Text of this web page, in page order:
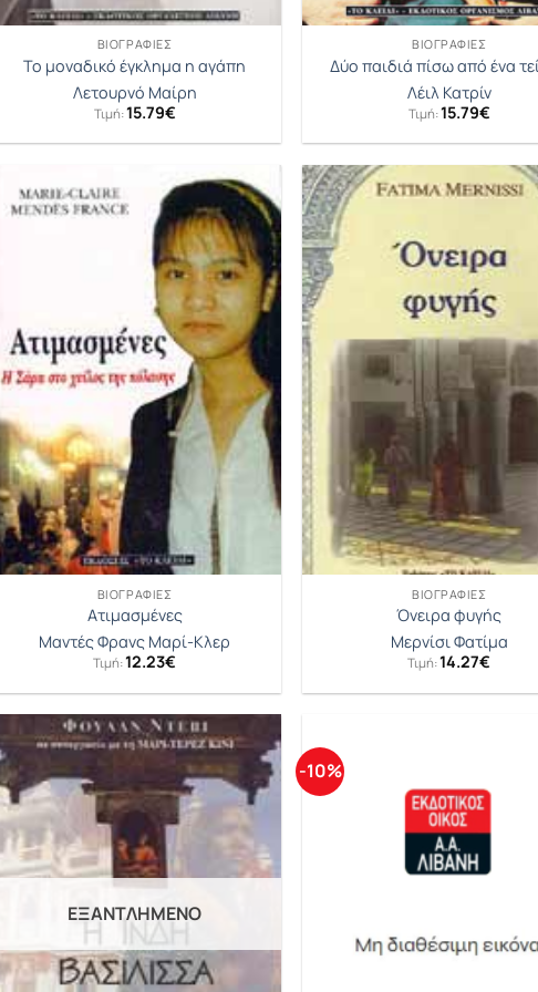
ΒΙΟΓΡΑΦΊΕΣ
Το μοναδικό έγκλημα η αγάπη
Λετουρνό Μαίρη
Τιμή:15.79€
ΒΙΟΓΡΑΦΊΕΣ
Δύο παιδιά πίσω από ένα
Λέιλ Κατρίν
Τιμή:15.79€
ΒΙΟΓΡΑΦΊΕΣ
Ατιμασμένες
Μαντές Φρανς Μαρί-Κλερ
Τιμή:12.23€
ΒΙΟΓΡΑΦΊΕΣ
Όνειρα φυγής
Μερνίσι Φατίμα
Τιμή:14.27€
ΕΞΑΝΤΛΗΜΈΝΟ
-10%